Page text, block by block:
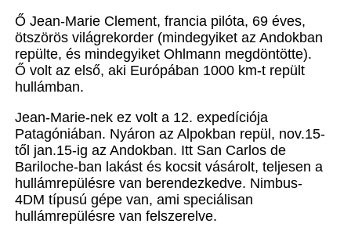
Ő Jean-Marie Clement, francia pilóta, 69 éves,
ötszörös világrekorder (mindegyiket az Andokban
repülte, és mindegyiket Ohlmann megdöntötte).
Ő volt az első, aki Európában 1000 km-t repült
hullámban.
Jean-Marie-nek ez volt a 12. expedíciója
Patagóniában. Nyáron az Alpokban repül, nov.15-
től jan.15-ig az Andokban. Itt San Carlos de
Bariloche-ban lakást és kocsit vásárolt, teljesen a
hullámrepülésre van berendezkedve. Nimbus-
4DM típusú gépe van, ami speciálisan
hullámrepülésre van felszerelve.